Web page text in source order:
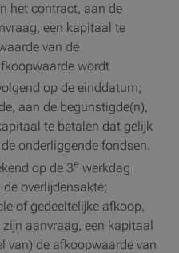
het contract, aan de
een kapitaal te
van de
wordt
op de einddatum;
aan de begunstigde(n),
te betalen dat gelijk
onderliggende fondsen.
op de 3e werkdag
overlijdensakte;
of gedeeltelijke afkoop,
aanvraag, een kapitaal
van) de afkoopwaarde van